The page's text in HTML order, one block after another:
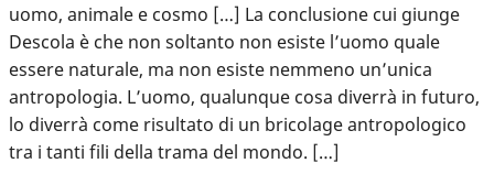
uomo, animale e cosmo […] La conclusione cui giunge
Descola è che non soltanto non esiste l’uomo quale
essere naturale, ma non esiste nemmeno un’unica
antropologia. L’uomo, qualunque cosa diverrà in futuro,
lo diverrà come risultato di un bricolage antropologico
tra i tanti fili della trama del mondo. […]